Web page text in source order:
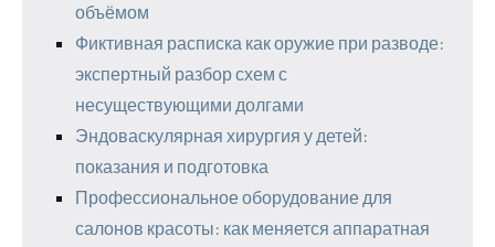
объёмом
Фиктивная расписка как оружие при разводе:
экспертный разбор схем с
несуществующими долгами
Эндоваскулярная хирургия у детей:
показания и подготовка
Профессиональное оборудование для
салонов красоты: как меняется аппаратная